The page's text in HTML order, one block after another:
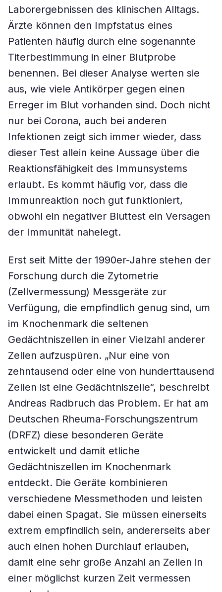
Laborergebnissen des klinischen Alltags.
Ärzte können den Impfstatus eines
Patienten häufig durch eine sogenannte
Titerbestimmung in einer Blutprobe
benennen. Bei dieser Analyse werten sie
aus, wie viele Antikörper gegen einen
Erreger im Blut vorhanden sind. Doch nicht
nur bei Corona, auch bei anderen
Infektionen zeigt sich immer wieder, dass
dieser Test allein keine Aussage über die
Reaktionsfähigkeit des Immunsystems
erlaubt. Es kommt häufig vor, dass die
Immunreaktion noch gut funktioniert,
obwohl ein negativer Bluttest ein Versagen
der Immunität nahelegt.
Erst seit Mitte der 1990er-Jahre stehen der
Forschung durch die Zytometrie
(Zellvermessung) Messgeräte zur
Verfügung, die empfindlich genug sind, um
im Knochenmark die seltenen
Gedächtniszellen in einer Vielzahl anderer
Zellen aufzuspüren. „Nur eine von
zehntausend oder eine von hunderttausend
Zellen ist eine Gedächtniszelle“, beschreibt
Andreas Radbruch das Problem. Er hat am
Deutschen Rheuma-Forschungszentrum
(DRFZ) diese besonderen Geräte
entwickelt und damit etliche
Gedächtniszellen im Knochenmark
entdeckt. Die Geräte kombinieren
verschiedene Messmethoden und leisten
dabei einen Spagat. Sie müssen einerseits
extrem empfindlich sein, andererseits aber
auch einen hohen Durchlauf erlauben,
damit eine sehr große Anzahl an Zellen in
einer möglichst kurzen Zeit vermessen